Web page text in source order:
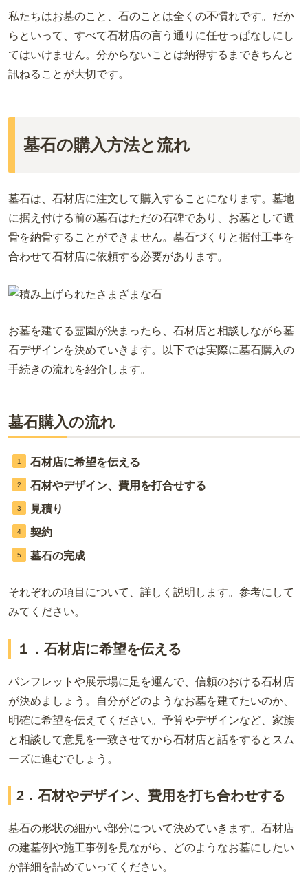
私たちはお墓のこと、石のことは全くの不慣れです。だか
らといって、すべて石材店の言う通りに任せっぱなしにし
てはいけません。分からないことは納得するまできちんと
訊ねることが大切です。
墓石の購入方法と流れ
墓石は、石材店に注文して購入することになります。墓地
に据え付ける前の墓石はただの石碑であり、お墓として遺
骨を納骨することができません。墓石づくりと据付工事を
合わせて石材店に依頼する必要があります。
お墓を建てる霊園が決まったら、石材店と相談しながら墓
石デザインを決めていきます。以下では実際に墓石購入の
手続きの流れを紹介します。
墓石購入の流れ
石材店に希望を伝える
石材やデザイン、費用を打合せする
見積り
契約
墓石の完成
それぞれの項目について、詳しく説明します。参考にして
みてください。
１．石材店に希望を伝える
パンフレットや展示場に足を運んで、信頼のおける石材店
が決めましょう。自分がどのようなお墓を建てたいのか、
明確に希望を伝えてください。予算やデザインなど、家族
と相談して意見を一致させてから石材店と話をするとスム
ーズに進むでしょう。
2 ．石材やデザイン、費用を打ち合わせする
墓石の形状の細かい部分について決めていきます。石材店
の建墓例や施工事例を見ながら、どのようなお墓にしたい
か詳細を詰めていってください。